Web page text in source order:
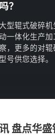
？
型辊式破碎
一体化生产
，更多的对
号供您选择。
盘点华盛